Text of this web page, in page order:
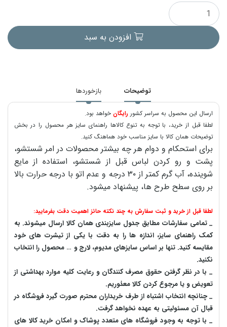
افزودن به سبد
توضیحات بازخوردها
ارسال این محصول به سراسر کشور رایگانخواهد بود.
لطفا قبل از خرید، با توجه به تنوع کالاها راهنمای سایز هر محصول را در بخش
توضیحات همان کالا با سایز مناسب خود هماهنگ کنید.
برای استحکام و دوام هر چه بیشتر محصولات در امر شستشو،
پشت و رو کردن لباس قبل از شستشو، استفاده از مایع
شوینده، آب گرم کمتر از ۳۰ درجه و عدم اتو با درجه حرارت بالا
بر روی سطح طرح ها، پیشنهاد میشود.
لطفا قبل از خرید و ثبت سفارش به چند نکته حائز اهمیت دقت بفرمایید:
_ تمامی سفارشات مطابق جدول سایزبندی همان کالا ارسال میشوند. به
کمک راهنمای سایز، اندازه ها را به دقت با یکی از تیشرت های خود
مقایسه کنید. تنها بر اساس سایزهای مدیوم، لارج و … محصول را انتخاب
نکنید.
_ با در نظر گرفتن حقوق مصرف کنندگان و رعایت کلیه موارد بهداشتی از
تعویض و یا مرجوع کردن کالا معذوریم.
_ چنانچه انتخاب اشتباه از طرف خریداران محترم صورت گیرد فروشگاه در
قبال آن مسئولیتی به عهده نخواهد گرفت.
_ با توجه به‌ وجود فروشگاه های متعدد‌ پوشاک و امکان خرید کالا های